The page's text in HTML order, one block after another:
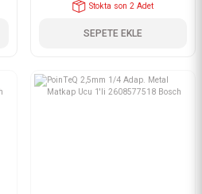
Stokta son 2 Adet
SEPETE EKLE